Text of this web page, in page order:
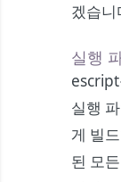
겠습니
실행
escript
실행
게 빌
된 모